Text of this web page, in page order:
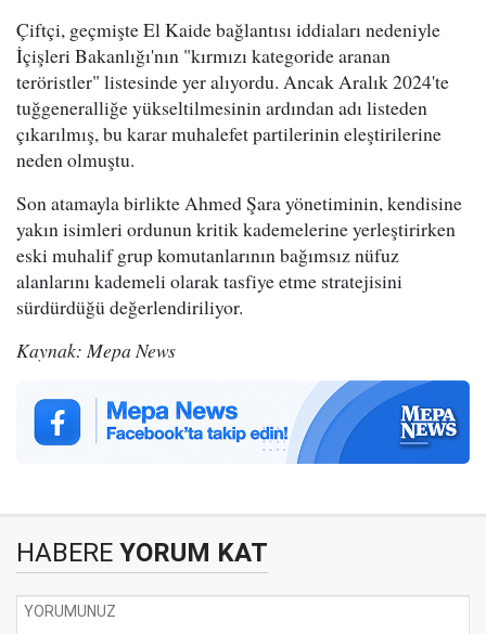
Çiftçi, geçmişte El Kaide bağlantısı iddiaları nedeniyle
İçişleri Bakanlığı'nın "kırmızı kategoride aranan
teröristler" listesinde yer alıyordu. Ancak Aralık 2024'te
tuğgeneralliğe yükseltilmesinin ardından adı listeden
çıkarılmış, bu karar muhalefet partilerinin eleştirilerine
neden olmuştu.
Son atamayla birlikte Ahmed Şara yönetiminin, kendisine
yakın isimleri ordunun kritik kademelerine yerleştirirken
eski muhalif grup komutanlarının bağımsız nüfuz
alanlarını kademeli olarak tasfiye etme stratejisini
sürdürdüğü değerlendiriliyor.
Kaynak: Mepa News
HABERE YORUM KAT